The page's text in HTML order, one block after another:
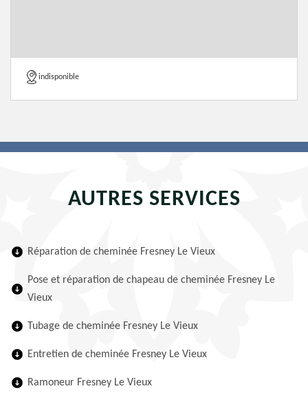
indisponible
AUTRES SERVICES
Réparation de cheminée Fresney Le Vieux
Pose et réparation de chapeau de cheminée Fresney Le
Vieux
Tubage de cheminée Fresney Le Vieux
Entretien de cheminée Fresney Le Vieux
Ramoneur Fresney Le Vieux